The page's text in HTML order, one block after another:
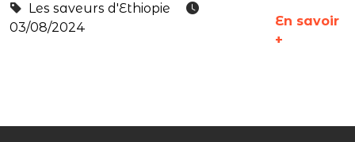
Les saveurs d'Ethiopie
03/08/2024
En savoir
+